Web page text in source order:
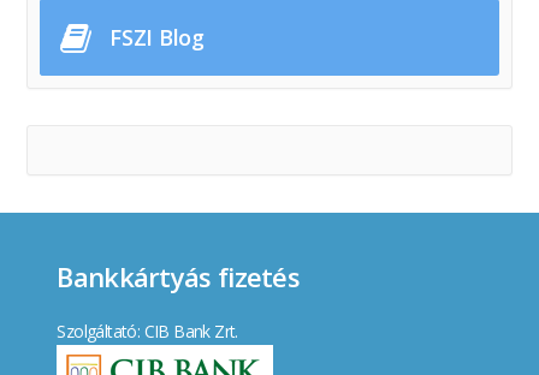
FSZI Blog
Bankkártyás fizetés
Szolgáltató: CIB Bank Zrt.